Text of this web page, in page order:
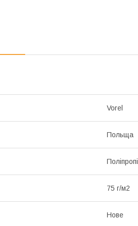
Vorel
Польща
75 г/м2
Нове